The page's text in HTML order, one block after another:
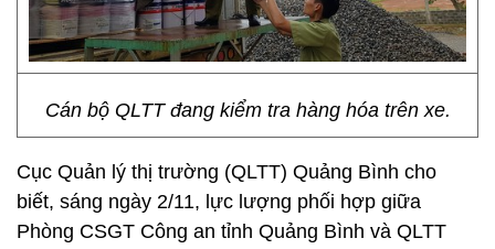
Cán bộ QLTT đang kiểm tra hàng hóa trên xe.
Cục Quản lý thị trường (QLTT) Quảng Bình cho
biết, sáng ngày 2/11, lực lượng phối hợp giữa
Phòng CSGT Công an tỉnh Quảng Bình và QLTT